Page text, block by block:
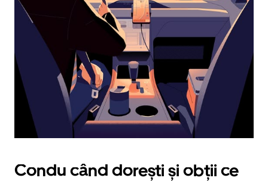
în
jos.
Închide
calendarul
apăsând
pe
butonul
Escape.
Condu când dorești și obții ce